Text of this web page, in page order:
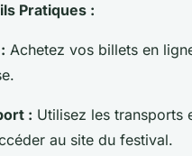
Pratiques :
Achetez vos billets en
: Utilisez les transports
au site du festival.